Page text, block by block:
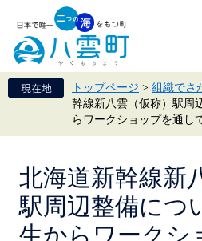
頭
で
飛
ば
本
トップページ > 組織でさ
幹線新八雲（仮称）駅周
らワークショップを通し
北海道新幹線新
駅周辺整備につ
生からワークシ